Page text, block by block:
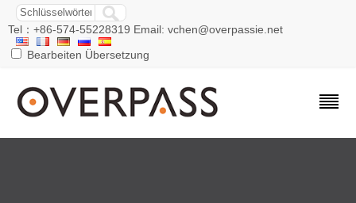
Tel：+86-574-55228319 Email: vchen@overpassie.net
Bearbeiten Übersetzung